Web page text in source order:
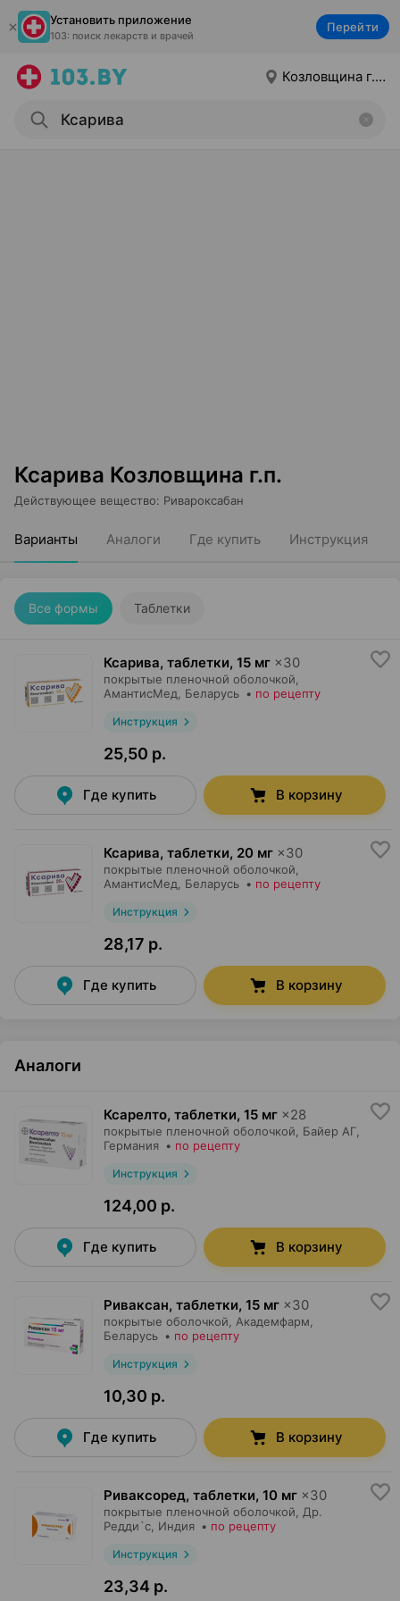
Установить приложение
103: поиск лекарств и врачей
Перейти
Козловщина г.п.
Ксарива Козловщина г.п.
Действующее вещество: Ривароксабан
Варианты Аналоги Где купить Инструкция
Все формы Таблетки
Ксарива, таблетки, 15 мг ×30
покрытые пленочной оболочкой,
АмантисМед , Беларусь • по рецепту
Инструкция
25,50 р.
Где купить В корзину
Ксарива, таблетки, 20 мг ×30
покрытые пленочной оболочкой,
АмантисМед , Беларусь • по рецепту
Инструкция
28,17 р.
Где купить В корзину
Аналоги
Ксарелто, таблетки, 15 мг ×28
покрытые пленочной оболочкой, Байер АГ
Германия • по рецепту
Инструкция
124,00 р.
Где купить В корзину
Риваксан, таблетки, 15 мг ×30
покрытые оболочкой, Академфарм
Беларусь • по рецепту
Инструкция
10,30 р.
Где купить В корзину
Риваксоред, таблетки, 10 мг ×30
покрытые пленочной оболочкой,
Др.
Редди`с , Индия • по рецепту
Инструкция
23,34 р.